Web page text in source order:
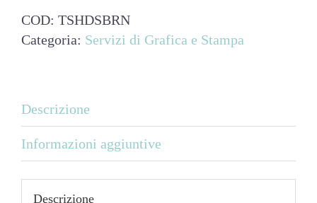
COD: TSHDSBRN
Categoria: Servizi di Grafica e Stampa
Descrizione
Informazioni aggiuntive
Descrizione